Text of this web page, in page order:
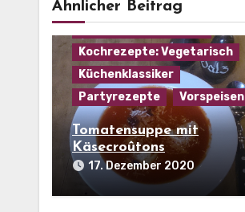
Ähnlicher Beitrag
Kochrezepte: Käse
Kochrezepte: Vegetarisch
Küchenklassiker
Partyrezepte
Vorspeisen
Tomatensuppe mit
Käsecroûtons
17. Dezember 2020